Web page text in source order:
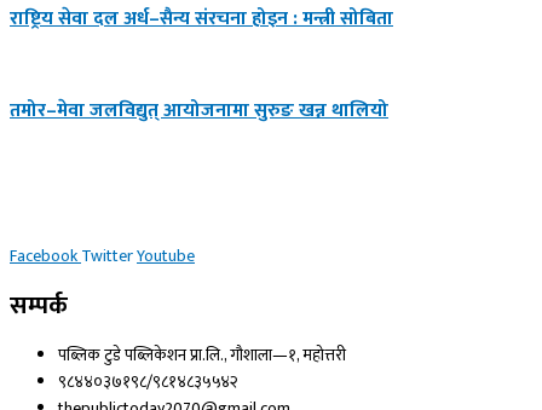
राष्ट्रिय सेवा दल अर्ध–सैन्य संरचना होइन : मन्त्री सोबिता
तमोर–मेवा जलविद्युत् आयोजनामा सुरुङ खन्न थालियो
FacebookTwitterYoutube
सम्पर्क
पब्लिक टुडे पब्लिकेशन प्रा.लि., गौशाला—१, महोत्तरी
९८४४०३७१९८/९८१४८३५५४२